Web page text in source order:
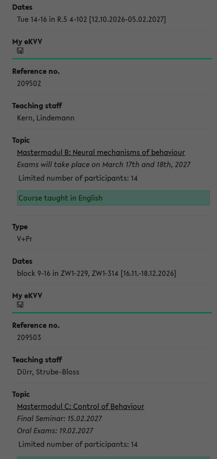
Tue 14-16 in R.5 4-102 [12.10.2026-05.02.2027]
209502
Kern, Lindemann
Mastermodul B: Neural mechanisms of behaviour
Exams will take place on March 17th and 18th, 2027
Limited number of participants: 14
Course taught in English
V+Pr
block 9-16 in ZW1-229, ZW1-314 [16.11.-18.12.2026]
209503
Dürr, Strube-Bloss
Mastermodul C: Control of Behaviour
Final Seminar: 15.02.2027
Oral Exams: 19.02.2027
Limited number of participants: 14